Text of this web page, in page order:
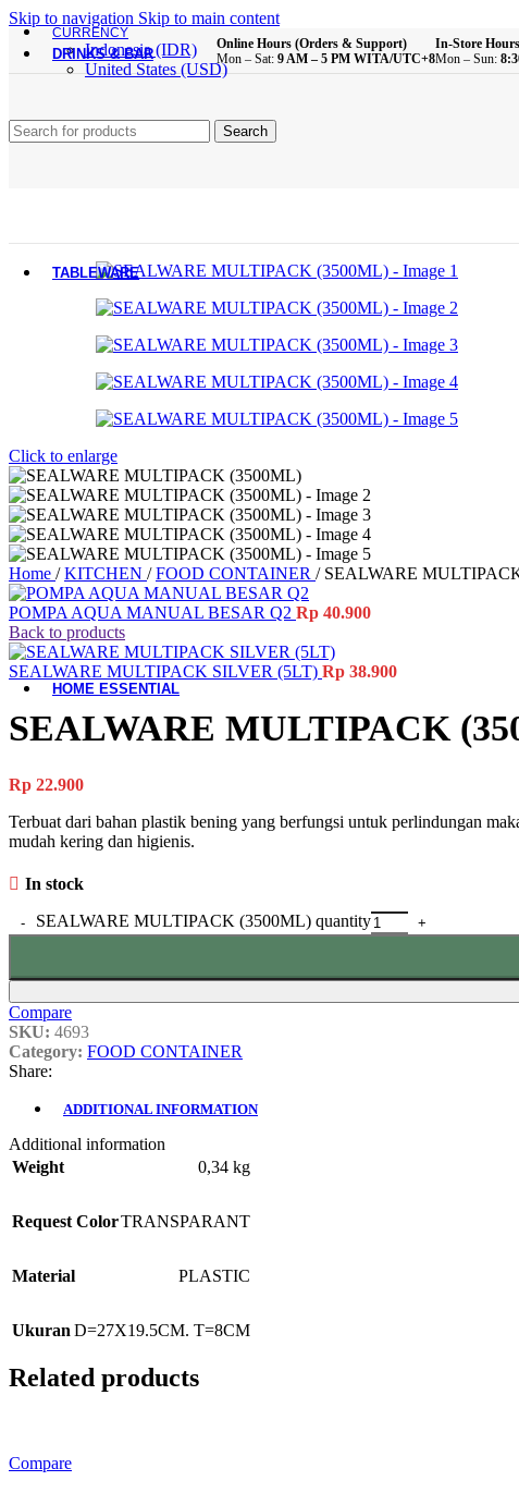
Skip to navigation Skip to main content
CURRENCY
Indonesia (IDR)
United States (USD)
Online Hours (Orders & Support)
Mon – Sat: 9 AM – 5 PM WITA/UTC+8
In-Store
Mon – Sun:
Search
Brush
Bathroom Essentials
DRINKS & BAR
Plastic Cups
TABLEWARE
All Product
Main Dining Items
Bowls
Cutlery
Material-Based
Woodware
Table Add-ons
Placemat
Coaster
Accessories
HOME ESSENTIAL
All Product
Cleaning Tools
Doormats
Ashtrays
Electrical Items
Click to enlarge
Home / KITCHEN / FOOD CONTAINER / SEALWARE
POMPA AQUA MANUAL BESAR Q2 Rp 40.900
Back to products
SEALWARE MULTIPACK SILVER (5LT) Rp 38.900
SEALWARE MULTIPACK
Rp 22.900
Terbuat dari bahan plastik bening yang berfungsi untuk perlindungan
mudah kering dan higienis.
In stock
SEALWARE MULTIPACK (3500ML) quantity
Compare
SKU: 4693
Category: FOOD CONTAINER
Share:
ADDITIONAL INFORMATION
Additional information
Weight
0,34 kg
Request ColorTRANSPARANT
Material PLASTIC
Ukuran D=27X19.5CM. T=8CM
Related products
Compare